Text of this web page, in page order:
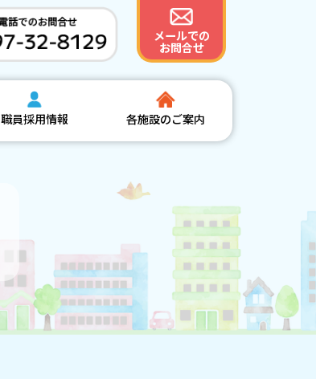
メールでの
お問合せ
職員採用情報 各施設のご案内